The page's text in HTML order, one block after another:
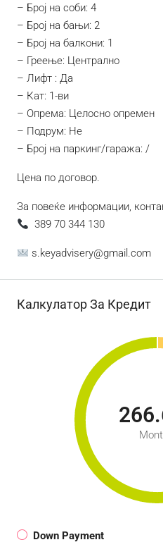
– Број на соби: 4
– Број на бањи: 2
– Број на балкони: 1
– Греење: Централно
– Лифт : Да
– Кат: 1-ви
– Опрема: Целосно опремен
– Подрум: Не
– Број на паркинг/гаража: /
Цена по договор.
За повеќе информации,
389 70 344 130
s.keyadvisery@gmail.com
Калкулатор За Кредит
Down Payment